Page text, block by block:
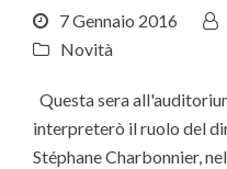
7 Gennaio 2016
Novità
Questa sera
interpreterò il ruolo del
Stéphane Charbonnier,